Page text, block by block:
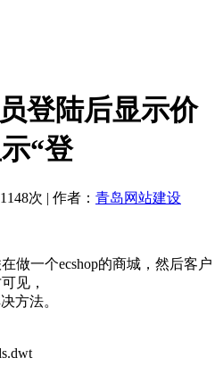
登陆后显示价
“登
次 | 作者： 青岛网站建设
做一个ecshop的商城，然后客户
见，
方法。